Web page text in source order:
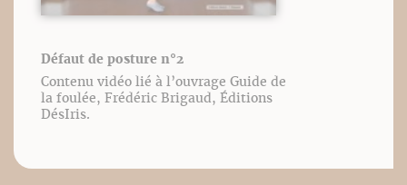
Défaut de posture n°2
Contenu vidéo lié à l’ouvrage Guide de
la foulée, Frédéric Brigaud, Éditions
DésIris.